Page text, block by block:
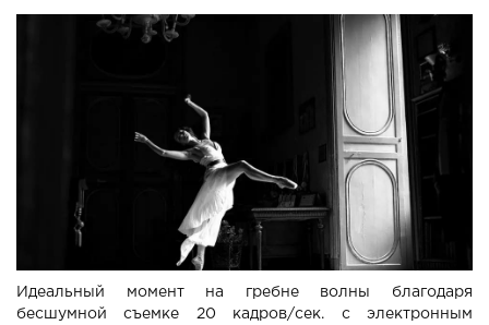
Идеальный момент на гребне волны благодаря
бесшумной съемке 20 кадров/сек. с электронным